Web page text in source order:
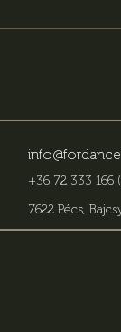
+36 72 333 166
7622 Pécs,